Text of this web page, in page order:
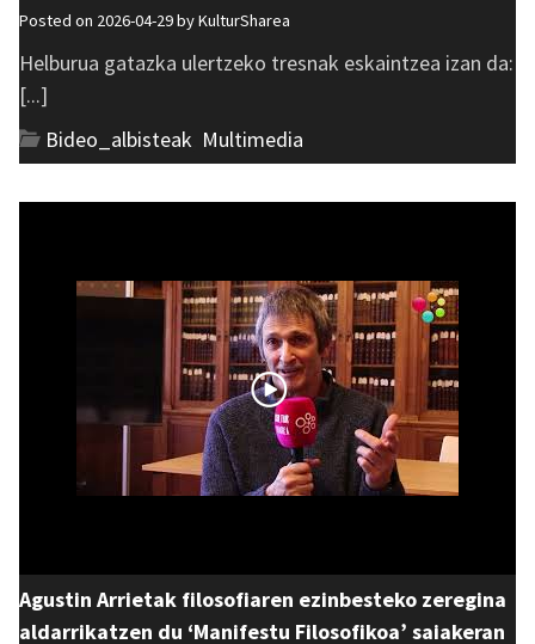
Posted on 2026-04-29 byKulturSharea
Helburua gatazka ulertzeko tresnak eskaintzea izan da:
[...]
Bideo_albisteak Multimedia
Agustin Arrietak filosofiaren ezinbesteko zeregina
aldarrikatzen du ‘Manifestu Filosofikoa’ saiakeran